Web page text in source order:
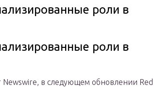
роли в
роли в
в следующем обновлении Red